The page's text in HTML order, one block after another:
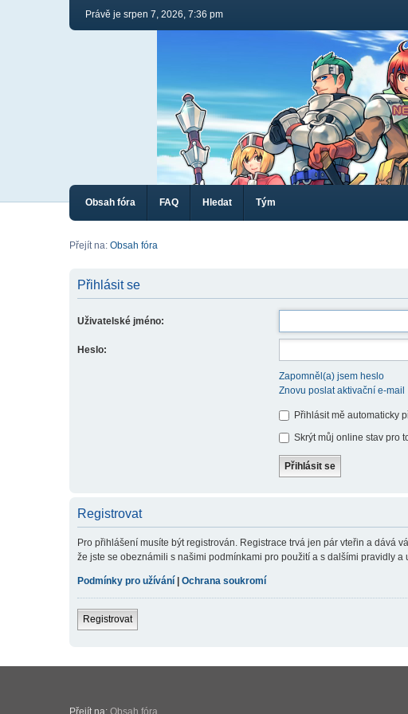
Právě je srpen 7, 2026, 7:36 pm
Obsah fóra FAQ Hledat Tým
Přejít na: Obsah fóra
Přihlásit se
Uživatelské jméno:
Heslo:
Zapomněl(a) jsem heslo
Znovu poslat aktivační e-mail
Přihlásit mě automaticky
Skrýt můj online stav pro
Registrovat
Pro přihlášení musíte být registrován. Registrace trvá jen pár vteřin a dává
že jste se obeznámili s našimi podmínkami pro použití a s dalšími pravidly
Podmínky pro užívání Ochrana soukromí
Registrovat
Přejít na: Obsah fóra